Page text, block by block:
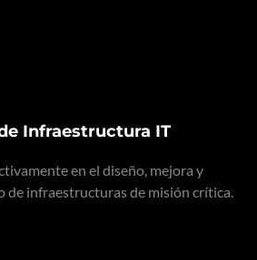
Infraestructura IT
en el diseño, mejora y
de infraestructuras de misión crítica.